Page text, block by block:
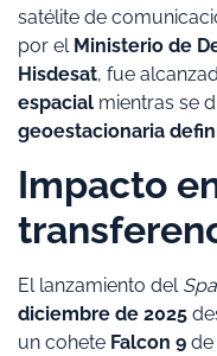
satélite de
por el Ministerio de
Hisdesat, fue
espacial mientras se
geoestacionaria
Impacto
El lanzamiento del
diciembre de 2025
un cohete Falcon 9 de